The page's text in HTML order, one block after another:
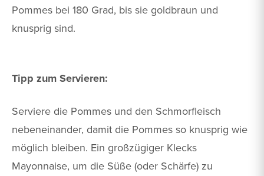
Pommes bei 180 Grad, bis sie goldbraun und
knusprig sind.
Tipp zum Servieren:
Serviere die Pommes und den Schmorfleisch
nebeneinander, damit die Pommes so knusprig wie
möglich bleiben. Ein großzügiger Klecks
Mayonnaise, um die Süße (oder Schärfe) zu